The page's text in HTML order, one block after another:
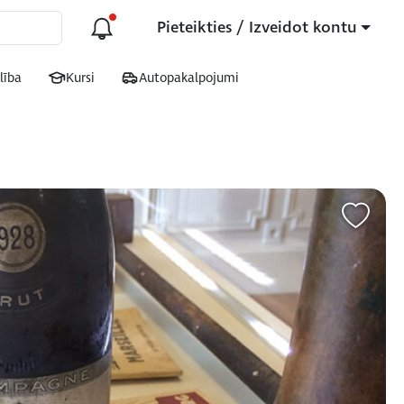
Pieteikties / Izveidot kontu
Kursi Autopakalpojumi